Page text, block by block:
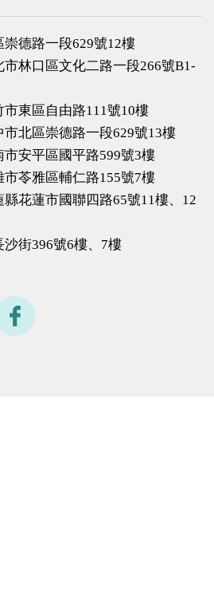
德路一段629號12樓
林口區文化二路一段266號B1-
東區自由路111號10樓
北區崇德路一段629號13樓
安平區國平路599號3樓
苓雅區輔仁路155號7樓
花蓮市國聯四路65號11樓、12
街396號6樓、7樓